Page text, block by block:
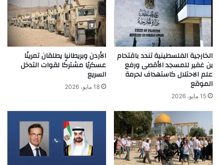
الخارجية الفلسطينية تندد باقتحام
بن غفير للمسجد الأقصى ورفع
علم الاحتلال كاستهداف لحرمة
الموقع
15 مايو، 2026
الأردن وبريطانيا يطلقان تمرينًا
عسكريًا مشتركًا لقوات التدخل
السريع
18 مايو، 2026